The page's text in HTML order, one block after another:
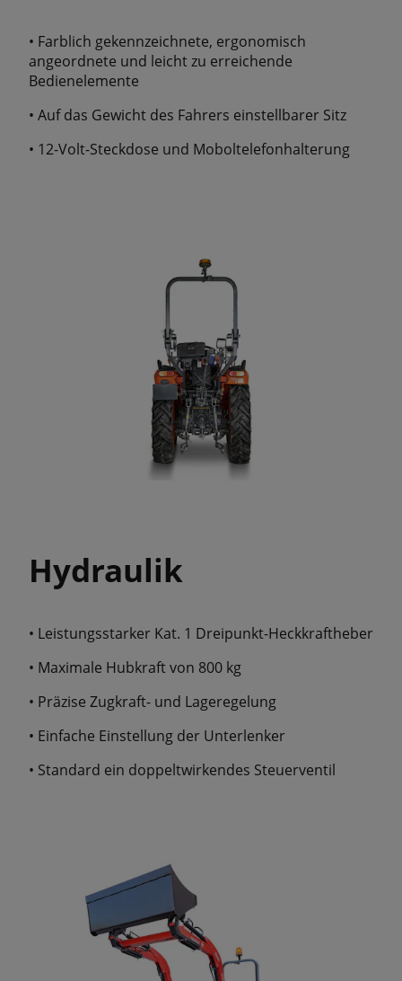
• Farblich gekennzeichnete, ergonomisch
angeordnete und leicht zu erreichende
Bedienelemente
• Auf das Gewicht des Fahrers einstellbarer Sitz
• 12-Volt-Steckdose und Moboltelefonhalterung
Hydraulik
• Leistungsstarker Kat. 1 Dreipunkt-Heckkraftheber
• Maximale Hubkraft von 800 kg
• Präzise Zugkraft- und Lageregelung
• Einfache Einstellung der Unterlenker
• Standard ein doppeltwirkendes Steuerventil